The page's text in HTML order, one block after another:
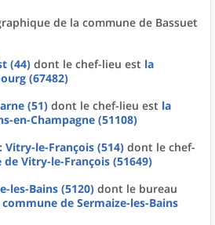
de la commune de Bassuet
(44) dont le chef-lieu est la
(67482)
(51) dont le chef-lieu est la
en-Champagne (51108)
: Vitry-le-François (514) dont le chef-
de Vitry-le-François (51649)
les-Bains (5120) dont le bureau
commune de Sermaize-les-Bains